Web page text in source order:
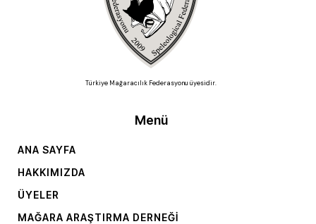
Türkiye Mağaracılık Federasyonu üyesidir.
Menü
ANA SAYFA
HAKKIMIZDA
ÜYELER
MAĞARA ARAŞTIRMA DERNEĞI